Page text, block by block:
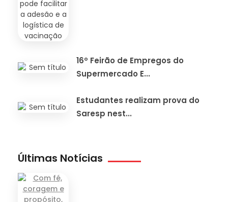
16º Feirão de Empregos do
Supermercado E...
Estudantes realizam prova do
Saresp nest...
Últimas Notícias